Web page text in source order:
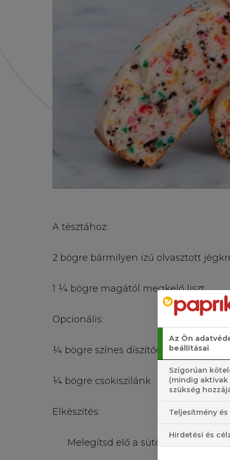
A tésztához:
2 bögre bármilyen ízű olvasztott
1 ¼ bögre magától megkelő liszt
Opcionális:
¼ bögre színes díszítőcukor
¼ bögre csokiszilánk
Elkészítés:
Melegítsd elő a sütőt 175˚C-ra
Az Ön
beállításai
Szigorúan
(mindig aktívak
szükség
Teljesítmény
Hirdetési és